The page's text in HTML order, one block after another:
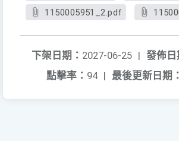
1150005951_2.pdf
發佈日
下架日期： 2027-06-25 |
最後更新日期：
點擊率： 94 |